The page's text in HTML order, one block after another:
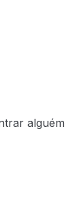
alguém